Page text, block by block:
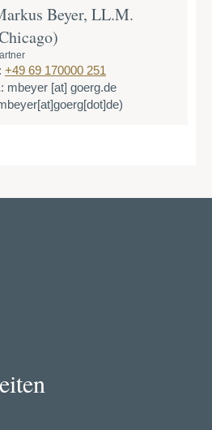
Beyer, LL.M.
+49 69 170000 251
mbeyer [at] goerg.de